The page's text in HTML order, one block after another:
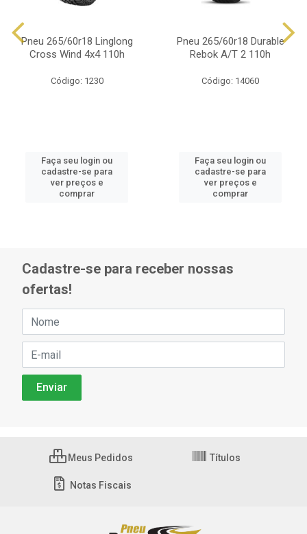
Pneu 265/60r18 Linglong
Cross Wind 4x4 110h
Código: 1230
Faça seu login ou
cadastre-se para
ver preços e
comprar
Pneu 265/60r18 Durable
Rebok A/T 2 110h
Código: 14060
Faça seu login ou
cadastre-se para
ver preços e
comprar
Cadastre-se para receber nossas
ofertas!
Meus Pedidos Títulos
Notas Fiscais